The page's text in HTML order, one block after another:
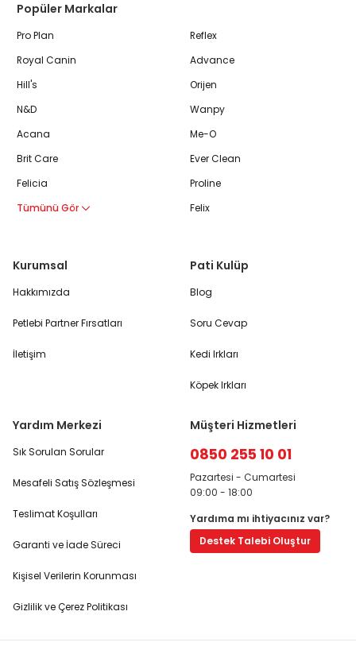
Popüler Markalar
Pro Plan
Royal Canin
Hill's
N&D
Acana
Brit Care
Felicia
Tümünü Gör
Reflex
Advance
Orijen
Wanpy
Me-O
Ever Clean
Proline
Felix
Kurumsal
Hakkımızda
Petlebi Partner Fırsatları
İletişim
Pati Kulüp
Blog
Soru Cevap
Kedi Irkları
Köpek Irkları
Yardım Merkezi
Sık Sorulan Sorular
Mesafeli Satış Sözleşmesi
Teslimat Koşulları
Garanti ve İade Süreci
Kişisel Verilerin Korunması
Gizlilik ve Çerez Politikası
Müşteri Hizmetleri
0850 255 10 01
Pazartesi - Cumartesi
09:00 - 18:00
Yardıma mı ihtiyacınız var?
Destek Talebi Oluştur